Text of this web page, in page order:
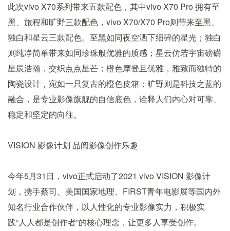
此次vivo X70系列带来五款配色，其中vivo X70 Pro 拥有至
黑、旅程和旷野三款配色，vivo X70/X70 Pro则带来至黑、
独白和星云三款配色。至黑如同夜空洒下细碎的星光；独白
则纯净简单带来如同珍珠般优雅的质感；星云仿若宇宙磅礴
星辰浩瀚，交织点点星芒；橙色摩登且优雅，雅致而独特的
陶瓷设计，宛如一只复古的橙色皮箱；旷野则是科技之蓝的
融合，是专业影像旗舰的自信底色，诠释人们内心对可靠、
稳定和坚定的向往。
VISION 影像计划 品阅影像创作乐趣
今年5月31日，vivo正式启动了2021 vivo VISION 影像计
划，携手蔡司、美国国家地理、FIRST青年电影展等国内外
知名行业合作伙伴，以人性化的专业影像实力，积极实
践“人人都是创作者”的核心理念，让更多人享受创作。